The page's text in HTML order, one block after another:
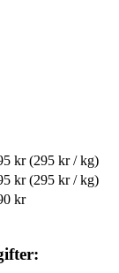
kr (295 kr / kg)
kr (295 kr / kg)
kr